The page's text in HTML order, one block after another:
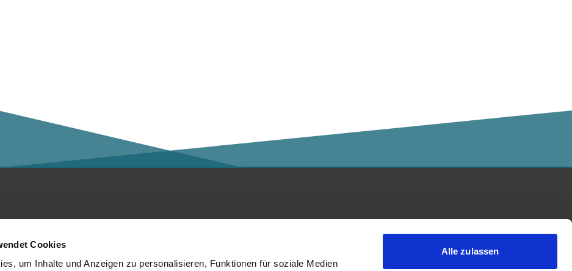
Cookies
um Inhalte und Anzeigen zu personalisieren, Funktionen für soziale Medien
Alle zulassen
Über die Kalaidos FH
Kalaidos Fachhochschule